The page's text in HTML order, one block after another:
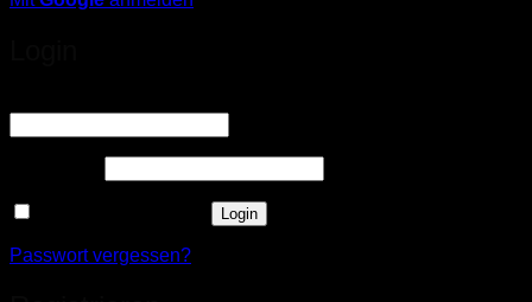
Login
Passwort vergessen?